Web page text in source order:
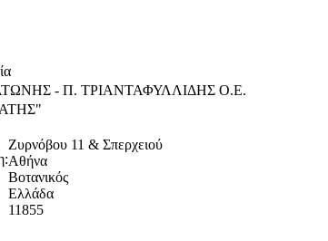
- Π. ΤΡΙΑΝΤΑΦΥΛΛΙΔΗΣ Ο.Ε.
Ζυρνόβου 11 & Σπερχειού
Αθήνα
Βοτανικός
Ελλάδα
11855